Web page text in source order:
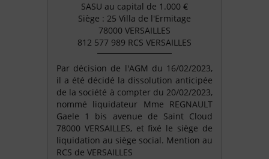
SASU au capital de 1.000 €
Siège : 25 Villa de l'Ermitage
78000 VERSAILLES
812 577 989 RCS VERSAILLES
Par décision de l'AGM du 16/02/2023,
il a été décidé la dissolution anticipée
de la société à compter du 20/02/2023,
nommé liquidateur Mme REGNAULT
Gaele 1 bis avenue de Saint Cloud
78000 VERSAILLES, et fixé le siège de
liquidation au siège social. Mention au
RCS de VERSAILLES